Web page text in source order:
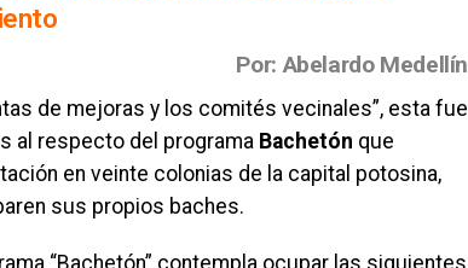
Por: Abelardo Medellín
de mejoras y los comités vecinales”, esta fue
al respecto del programa Bachetón que
en veinte colonias de la capital potosina,
sus propios baches.
“Bachetón” contempla ocupar las siguientes